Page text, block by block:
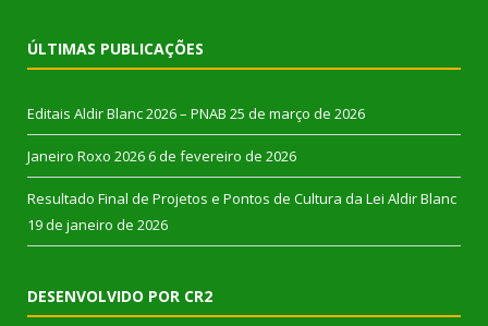
ÚLTIMAS PUBLICAÇÕES
Editais Aldir Blanc 2026 – PNAB 25 de março de 2026
Janeiro Roxo 2026 6 de fevereiro de 2026
Resultado Final de Projetos e Pontos de Cultura da Lei Aldir Blanc
19 de janeiro de 2026
DESENVOLVIDO POR CR2